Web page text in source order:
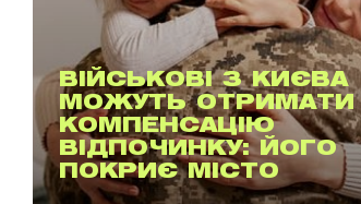
ВІЙСЬКОВІ З КИЄВА
МОЖУТЬ ОТРИМАТИ
КОМПЕНСАЦІЮ
ВІДПОЧИНКУ: ЙОГО
ПОКРИЄ МІСТО